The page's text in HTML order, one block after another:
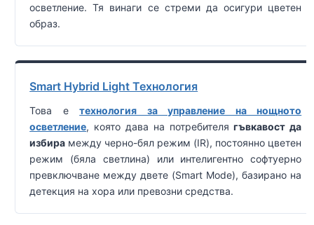
осветление. Тя винаги се стреми да осигури цветен
образ.
Smart Hybrid Light Технология
Това етехнология за управление на нощното
осветление, която дава на потребителягъвкавост да
избира между черно-бял режим (IR), постоянно цветен
режим (бяла светлина) или интелигентно софтуерно
превключване между двете (Smart Mode), базирано на
детекция на хора или превозни средства.